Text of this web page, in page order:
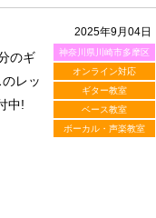
2025年9月04日
神奈川県川崎市多摩区
オンライン対応
ギター教室
ベース教室
ボーカル・声楽教室
のギ
レッ
中!